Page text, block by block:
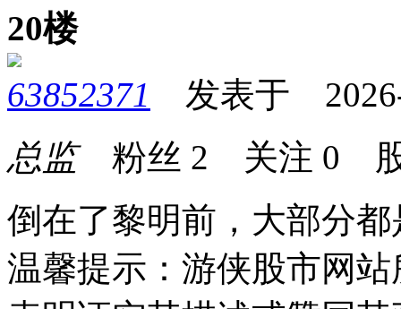
20楼
63852371
发表于 2026-
总监粉丝 2 关注 0
倒在了黎明前，大部分
温馨提示：游侠股市网